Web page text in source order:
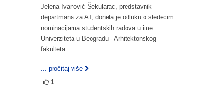
Jelena Ivanović-Šekularac, predstavnik
departmana za AT, donela je odluku o sledećim
nominacijama studentskih radova u ime
Univerziteta u Beogradu - Arhitektonskog
fakulteta...
... pročitaj više
1